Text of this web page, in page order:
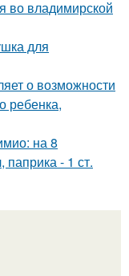
во владимирской
для
о возможности
ребенка,
на 8
- 1 ст.